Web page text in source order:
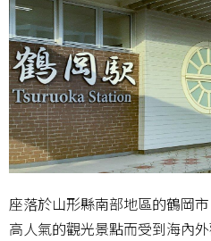
座落於山形縣南部地區的鶴岡
高人氣的觀光景點而受到海內